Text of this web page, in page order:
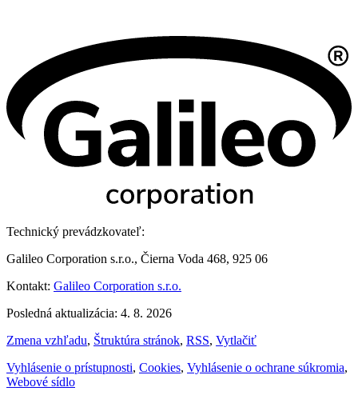
Technický prevádzkovateľ:
Galileo Corporation s.r.o., Čierna Voda 468, 925 06
Kontakt: Galileo Corporation s.r.o.
Posledná aktualizácia: 4. 8. 2026
Zmena vzhľadu, Štruktúra stránok, RSS, Vytlačiť
Vyhlásenie o prístupnosti, Cookies, Vyhlásenie o ochrane súkromia,
Webové sídlo